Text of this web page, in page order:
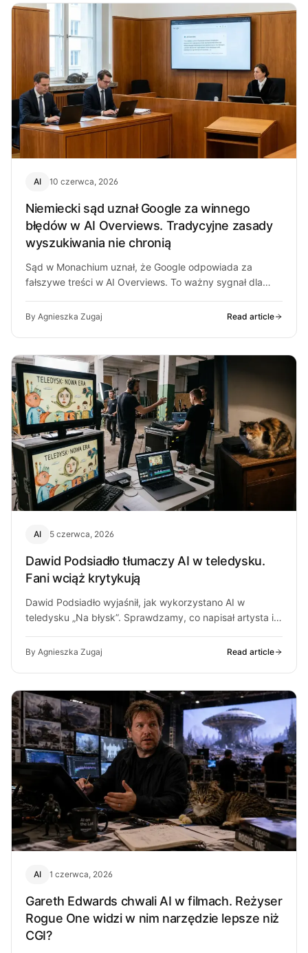
AI 10 czerwca, 2026
Niemiecki sąd uznał Google za winnego
błędów w AI Overviews. Tradycyjne zasady
wyszukiwania nie chronią
Sąd w Monachium uznał, że Google odpowiada za
fałszywe treści w AI Overviews. To ważny sygnał dla
By Agnieszka Zugaj Read article
AI 5 czerwca, 2026
Dawid Podsiadło tłumaczy AI w teledysku.
Fani wciąż krytykują
Dawid Podsiadło wyjaśnił, jak wykorzystano AI w
teledysku „Na błysk”. Sprawdzamy, co napisał artysta i
By Agnieszka Zugaj Read article
AI 1 czerwca, 2026
Gareth Edwards chwali AI w filmach. Reżyser
Rogue One widzi w nim narzędzie lepsze niż
CGI?